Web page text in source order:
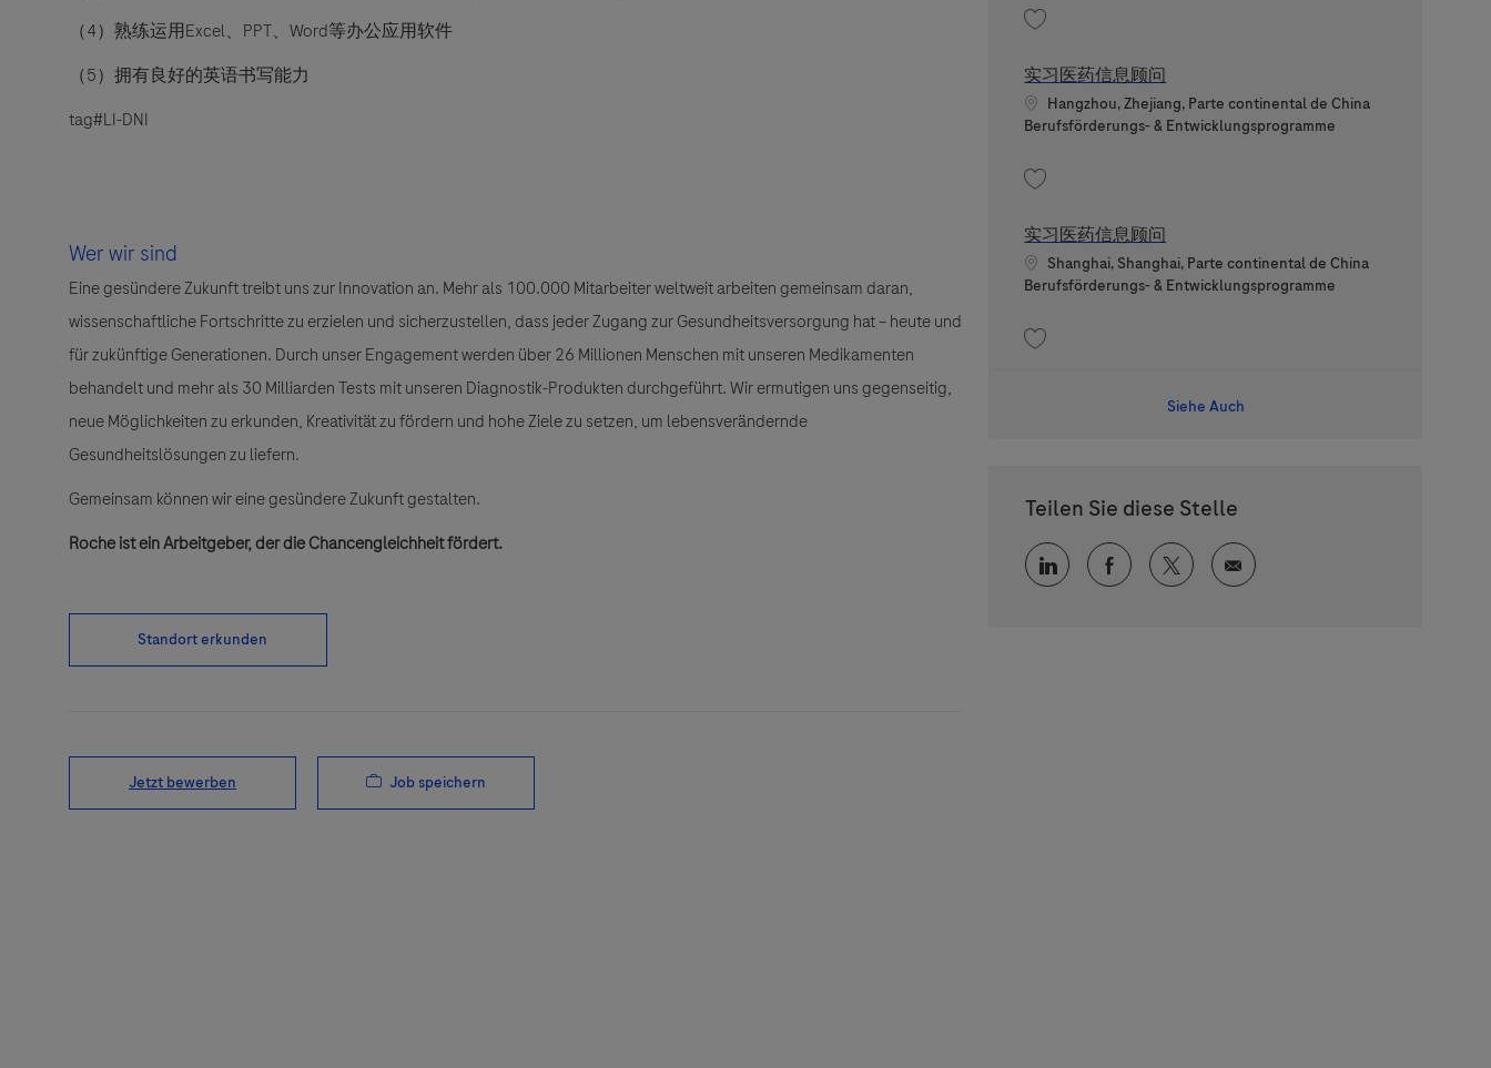
（4）熟练运用Excel、PPT、Word等办公应用软件
（5）拥有良好的英语书写能力
tag#LI-DNI
Wer wir sind
Eine gesündere Zukunft treibt uns zur Innovation an. Mehr als 100.000 Mitarbeiter weltweit arbeiten gemeinsam daran,
wissenschaftliche Fortschritte zu erzielen und sicherzustellen, dass jeder Zugang zur Gesundheitsversorgung hat – heute und
für zukünftige Generationen. Durch unser Engagement werden über 26 Millionen Menschen mit unseren Medikamenten
behandelt und mehr als 30 Milliarden Tests mit unseren Diagnostik-Produkten durchgeführt. Wir ermutigen uns gegenseitig,
neue Möglichkeiten zu erkunden, Kreativität zu fördern und hohe Ziele zu setzen, um lebensverändernde
Gesundheitslösungen zu liefern.
Gemeinsam können wir eine gesündere Zukunft gestalten.
Roche ist ein Arbeitgeber, der die Chancengleichheit fördert.
Standort erkunden
Jetzt bewerben Job speichern
实习医药信息顾问
Standort
Hangzhou, Zhejiang, Parte continental de China
Kategorie
Berufsförderungs- & Entwicklungsprogramme
实习医药信息顾问
Standort
Shanghai, Shanghai, Parte continental de China
Kategorie
Berufsförderungs- & Entwicklungsprogramme
Siehe Auch
Teilen Sie diese Stelle
Über LinkedIn teilen
Über Facebook teilen
Über Twitter teilen
Per E-Mail teilen